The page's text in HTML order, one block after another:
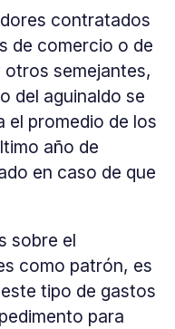
contratados
de comercio o de
semejantes,
del aguinaldo se
el promedio de los
año de
en caso de que
sobre el
como patrón, es
tipo de gastos
para